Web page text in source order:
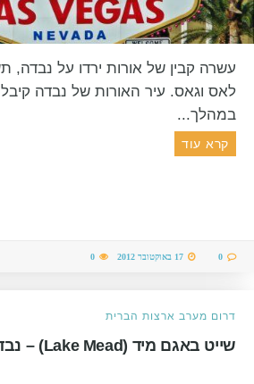
עשרה קבין של אורות ירדו על
לאס וגאס. עיר האורות של נבדה
במהלך...
קרא עוד
דרום מערב ארצות הברית
שייט באגם מיד (Lake Mead) – נבדה